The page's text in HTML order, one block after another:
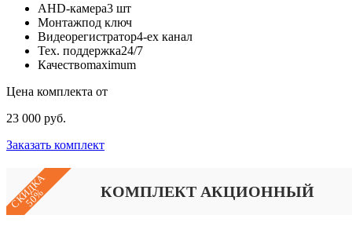
AHD-камера3 шт
Монтажпод ключ
Видеорегистратор4-ех канал
Тех. поддержка24/7
Качествоmaximum
Цена комплекта от
23 000 руб.
Заказать комплект
СКИДКА
50% КОМПЛЕКТ АКЦИОННЫЙ